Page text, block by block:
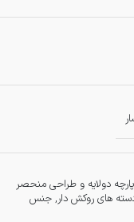
دولایه و طراحی منحصر
های روکش دار, جنس